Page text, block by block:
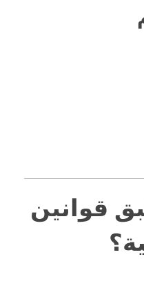
قوانين